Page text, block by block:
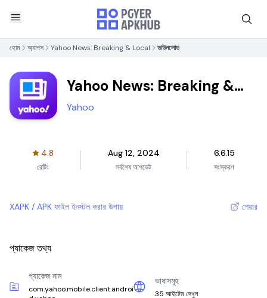
হোম অ্যাপস Yahoo News: Breaking & Local ডাউনলোড
Yahoo News: Breaking &
Local
Yahoo
4.8
রেটিং
Aug 12, 2024
সর্বশেষ আপডেট
6.6.15
সংস্করণ
XAPK / APK ফাইল ইনস্টল করার উপায় শেয়ার
প্যাকেজ তথ্য
প্যাকেজ নাম
com.yahoo.mobile.client.androi
ভাষাসমূহ
35 আইটেম দেখুন